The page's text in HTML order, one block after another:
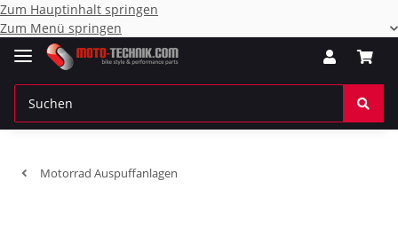
Zum Hauptinhalt springen
Zum Menü springen
Motorrad Auspuffanlagen